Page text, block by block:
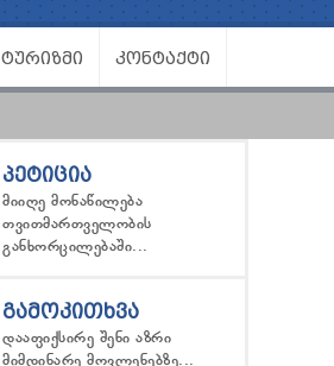
ᲢᲣᲠᲘᲖᲛᲘ ᲙᲝᲜᲢᲐᲥᲢᲘ
ᲞᲔᲢᲘᲪᲘᲐ
მიიღე მონაწილება
თვითმართველობის
განხორცილებაში...
ᲒᲐᲛᲝᲙᲘᲗᲮᲕᲐ
დააფიქსირე შენი აზრი
მიმდინარე მოვლენებზე...